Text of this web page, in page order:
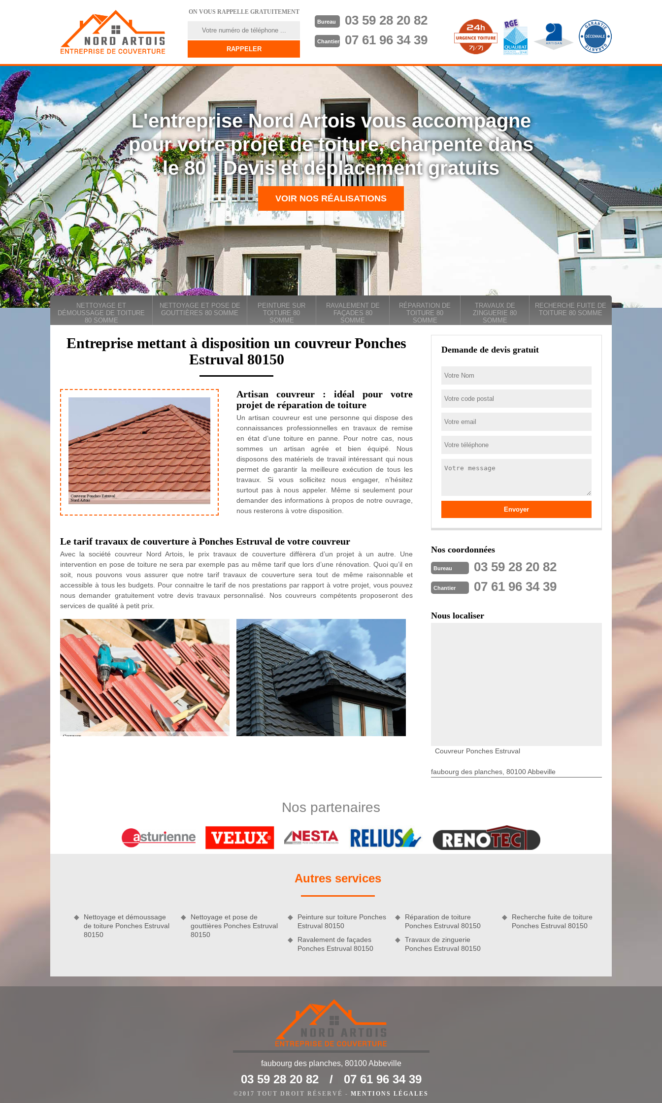
ON VOUS RAPPELLE GRATUITEMENT
Bureau 03 59 28 20 82
Chantier 07 61 96 34 39
L'entreprise Nord Artois vous accompagne
pour votre projet de toiture, charpente dans
le 80 : Devis et déplacement gratuits
VOIR NOS RÉALISATIONS
NETTOYAGE ET
DÉMOUSSAGE DE TOITURE
80 SOMME
NETTOYAGE ET POSE DE
GOUTTIÈRES 80 SOMME
PEINTURE SUR
TOITURE 80
SOMME
RAVALEMENT DE
FAÇADES 80
SOMME
RÉPARATION DE
TOITURE 80
SOMME
TRAVAUX DE
ZINGUERIE 80
SOMME
RECHERCHE FUITE DE
TOITURE 80 SOMME
Entreprise mettant à disposition un couvreur Ponches
Estruval 80150
Artisan couvreur : idéal pour votre
projet de réparation de toiture
Un artisan couvreur est une personne qui dispose des
connaissances professionnelles en travaux de remise
en état d’une toiture en panne. Pour notre cas, nous
sommes un artisan agrée et bien équipé. Nous
disposons des matériels de travail intéressant qui nous
permet de garantir la meilleure exécution de tous les
travaux. Si vous sollicitez nous engager, n’hésitez
surtout pas à nous appeler. Même si seulement pour
demander des informations à propos de notre ouvrage,
nous resterons à votre disposition.
Le tarif travaux de couverture à Ponches Estruval de votre couvreur
Avec la société couvreur Nord Artois, le prix travaux de couverture diffèrera d’un projet à un autre. Une
intervention en pose de toiture ne sera par exemple pas au même tarif que lors d’une rénovation. Quoi qu’il en
soit, nous pouvons vous assurer que notre tarif travaux de couverture sera tout de même raisonnable et
accessible à tous les budgets. Pour connaitre le tarif de nos prestations par rapport à votre projet, vous pouvez
nous demander gratuitement votre devis travaux personnalisé. Nos couvreurs compétents proposeront des
services de qualité à petit prix.
activités, nous pouvons réaliser des interventions sur mesure et ajuster nos prestations en fonction de votre
offerts au meilleur prix.
Demandez gratuitement votre devis couvreur
vous servant du formulaire ci-contre. Dès que nous recevrons votre requête, nous étudierons minutieusement
Un couvreur est une personne qui travaille dans le domaine de la couverture de maison. C’est un prestataire à
qui vous pouvez vous adresser face au problème de votre toiture et tuile comme le problème d’étanchéité, la
Demande de devis gratuit
Nos coordonnées
Bureau 03 59 28 20 82
Chantier 07 61 96 34 39
Nous localiser
Couvreur Ponches Estruval
faubourg des planches, 80100 Abbeville
Nos partenaires
Autres services
Nettoyage et démoussage
de toiture Ponches Estruval
80150
Nettoyage et pose de
gouttières Ponches Estruval
80150
Peinture sur toiture Ponches
Estruval 80150
Ravalement de façades
Ponches Estruval 80150
Réparation de toiture
Ponches Estruval 80150
Travaux de zinguerie
Ponches Estruval 80150
Recherche fuite de toiture
Ponches Estruval 80150
faubourg des planches, 80100 Abbeville
03 59 28 20 82 / 07 61 96 34 39
©2017 TOUT DROIT RÉSERVÉ - MENTIONS LÉGALES